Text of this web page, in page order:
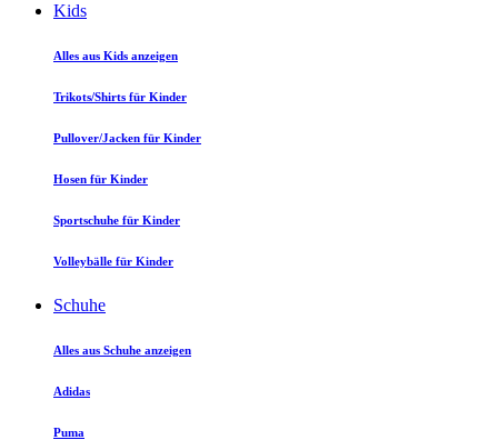
Kids
Alles aus Kids anzeigen
Trikots/Shirts für Kinder
Pullover/Jacken für Kinder
Hosen für Kinder
Sportschuhe für Kinder
Volleybälle für Kinder
Schuhe
Alles aus Schuhe anzeigen
Adidas
Puma